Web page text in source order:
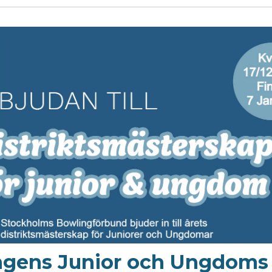
Junior och